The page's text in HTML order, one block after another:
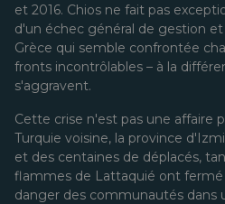
et 2016. Chios ne fait pas
d'un échec général de gestion
Grèce qui semble confrontée
fronts incontrôlables – à la
s'aggravent.
Cette crise n'est pas une affaire
Turquie voisine, la province
et des centaines de déplacés,
flammes de Lattaquié ont
danger des communautés dans